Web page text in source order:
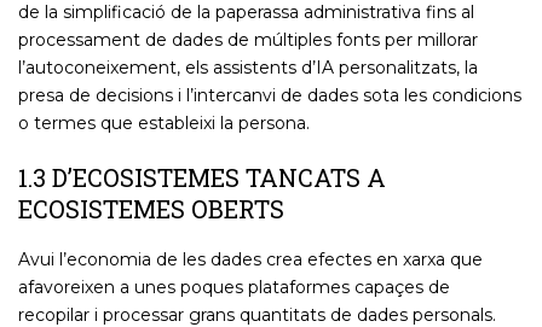
de la simplificació de la paperassa administrativa fins al
processament de dades de múltiples fonts per millorar
l’autoconeixement, els assistents d’IA personalitzats, la
presa de decisions i l’intercanvi de dades sota les condicions
o termes que estableixi la persona.
1.3 D’ECOSISTEMES TANCATS A
ECOSISTEMES OBERTS
Avui l’economia de les dades crea efectes en xarxa que
afavoreixen a unes poques plataformes capaçes de
recopilar i processar grans quantitats de dades personals.